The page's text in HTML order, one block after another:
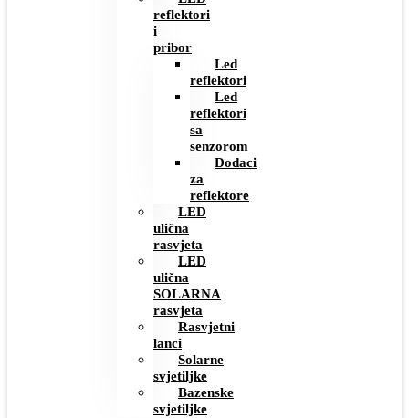
reflektori
i
pribor
Led
reflektori
Led
reflektori
sa
senzorom
Dodaci
za
reflektore
LED
ulična
rasvjeta
LED
ulična
SOLARNA
rasvjeta
Rasvjetni
lanci
Solarne
svjetiljke
Bazenske
svjetiljke